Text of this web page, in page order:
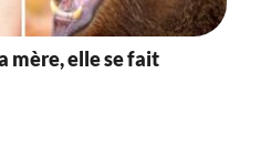
mère, elle se fait